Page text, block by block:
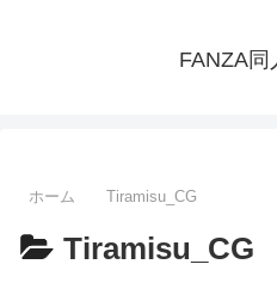
FANZA同
ホーム Tiramisu_CG
Tiramisu_CG